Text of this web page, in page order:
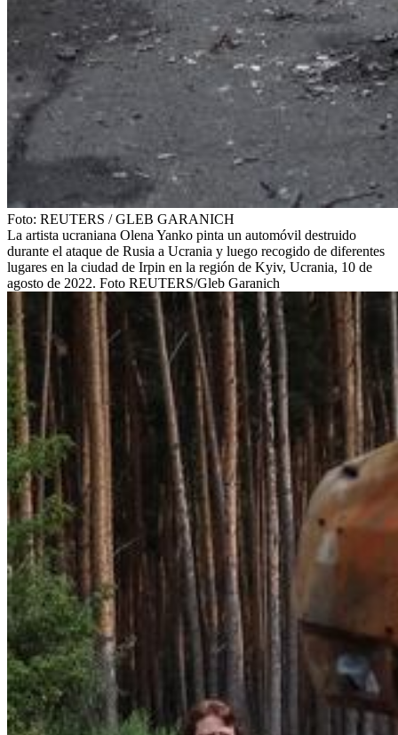
Foto: REUTERS /GLEB GARANICH
La artista ucraniana Olena Yanko pinta un automóvil destruido
durante el ataque de Rusia a Ucrania y luego recogido de diferentes
lugares en la ciudad de Irpin en la región de Kyiv, Ucrania, 10 de
agosto de 2022. Foto REUTERS/Gleb Garanich